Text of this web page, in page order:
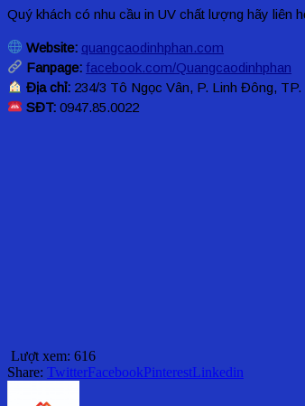
Quý khách có nhu cầu in UV chất lượng hãy liên
Website: quangcaodinhphan.com
Fanpage: facebook.com/Quangcaodinhphan
Địa chỉ: 234/3 Tô Ngọc Vân, P. Linh Đông,
SĐT: 0947.85.0022
Lượt xem: 616
Share: TwitterFacebookPinterestLinkedin